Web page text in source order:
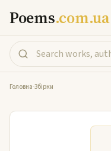
Poems.com.ua
Головна-Збірки